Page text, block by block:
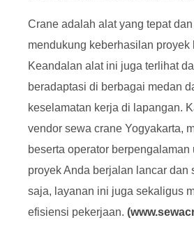
Crane adalah alat yang tepat
mendukung keberhasilan proyek
Keandalan alat ini juga terlihat
beradaptasi di berbagai medan
keselamatan kerja di lapangan.
vendor sewa crane Yogyakarta,
beserta operator berpengalaman
proyek Anda berjalan lancar dan
saja, layanan ini juga sekaligus
efisiensi pekerjaan. (